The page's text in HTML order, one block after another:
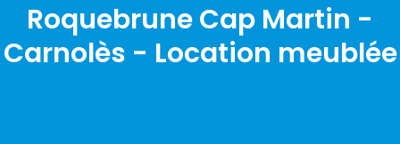
Roquebrune Cap Martin -
Carnolès - Location meublée